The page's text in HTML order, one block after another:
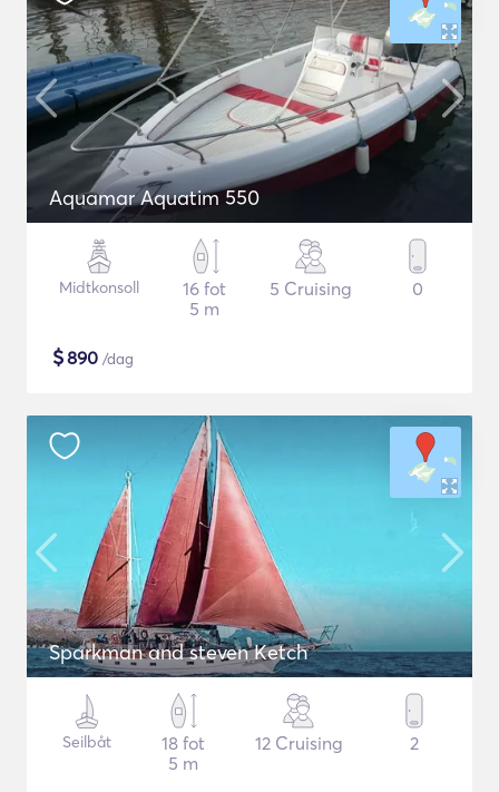
Aquamar Aquatim 550
Midtkonsoll
16 fot
5 m
5 Cruising 0
$890 /dag
Sparkman and steven Ketch
Seilbåt
18 fot
5 m
12 Cruising 2